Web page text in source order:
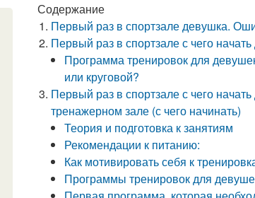
Содержание
Первый раз в спортзале девушка.
Первый раз в спортзале с чего
Программа тренировок для
или круговой?
Первый раз в спортзале с чего
тренажерном зале (с чего начинать)
Теория и подготовка к занятиям
Рекомендации к питанию:
Как мотивировать себя к
Программы тренировок для